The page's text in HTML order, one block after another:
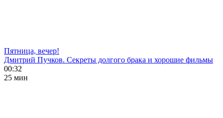
Пятница, вечер!
Дмитрий Пучков. Секреты долгого брака и хорошие фильмы
00:32
25 мин